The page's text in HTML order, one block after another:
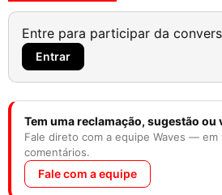
Entre para participar da
Entrar
Tem uma reclamação, sugestão ou
Fale direto com a equipe Waves —
comentários.
Fale com a equipe